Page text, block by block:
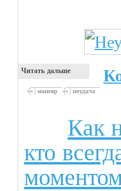
Читать дальше
маневр неудача
Как
кто